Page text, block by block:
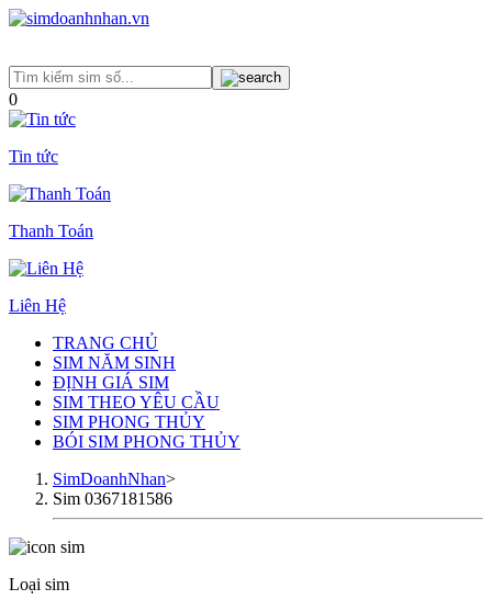
0
Tin tức
Thanh Toán
Liên Hệ
TRANG CHỦ
SIM NĂM SINH
ĐỊNH GIÁ SIM
SIM THEO YÊU CẦU
SIM PHONG THỦY
BÓI SIM PHONG THỦY
SimDoanhNhan>
Sim 0367181586
Loại sim